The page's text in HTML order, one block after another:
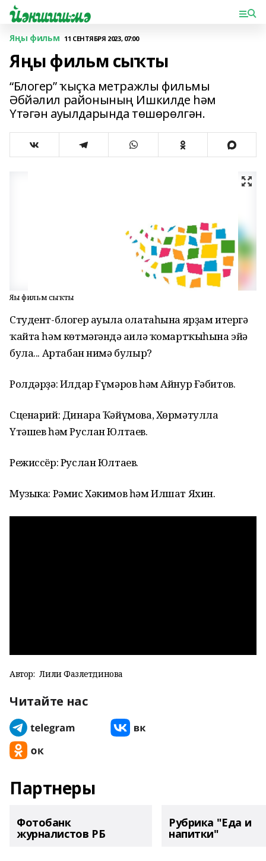
Яңы фильм 11 СЕНТЯБРЯ 2023, 07:00
Яңы фильм сыҡты
“Блогер” ҡыҫҡа метражлы фильмы
Әбйәлил районының Ишкилде һәм
Үтәгән ауылдарында төшөрөлгән.
Яңы фильм сыҡты
Студент-блогер ауылға олатаһына ярҙам итергә
ҡайта һәм көтмәгәндә ғаилә ҡомартҡыһына эйә
була... Артабан нимә булыр?
Ролдәрҙә: Илдар Ғүмәров һәм Айнур Ғәбитов.
Сценарий: Динара Ҡәйүмова, Хөрмәтулла
Үтәшев һәм Руслан Юлтаев.
Режиссёр: Руслан Юлтаев.
Музыка: Рәмис Хәкимов һәм Илшат Яхин.
Автор: Лилиә Фазлетдинова
Читайте нас
Партнеры
Фотобанк
журналистов РБ
Рубрика "Еда и
напитки"